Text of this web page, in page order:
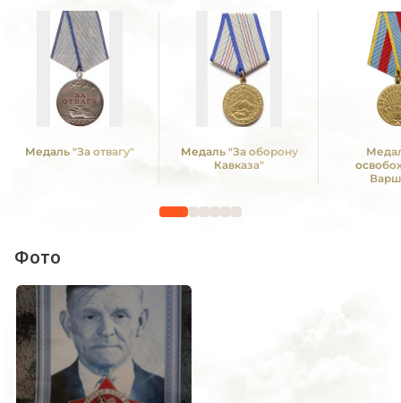
Медаль "За отвагу"
Медаль "За оборону
Кавказа"
Фото